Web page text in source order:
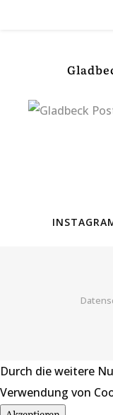
Durch die weitere
Verwendung von